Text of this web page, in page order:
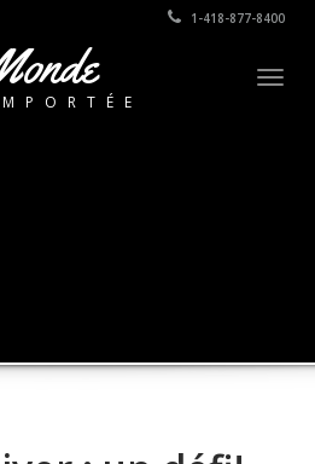
1-418-877-8400